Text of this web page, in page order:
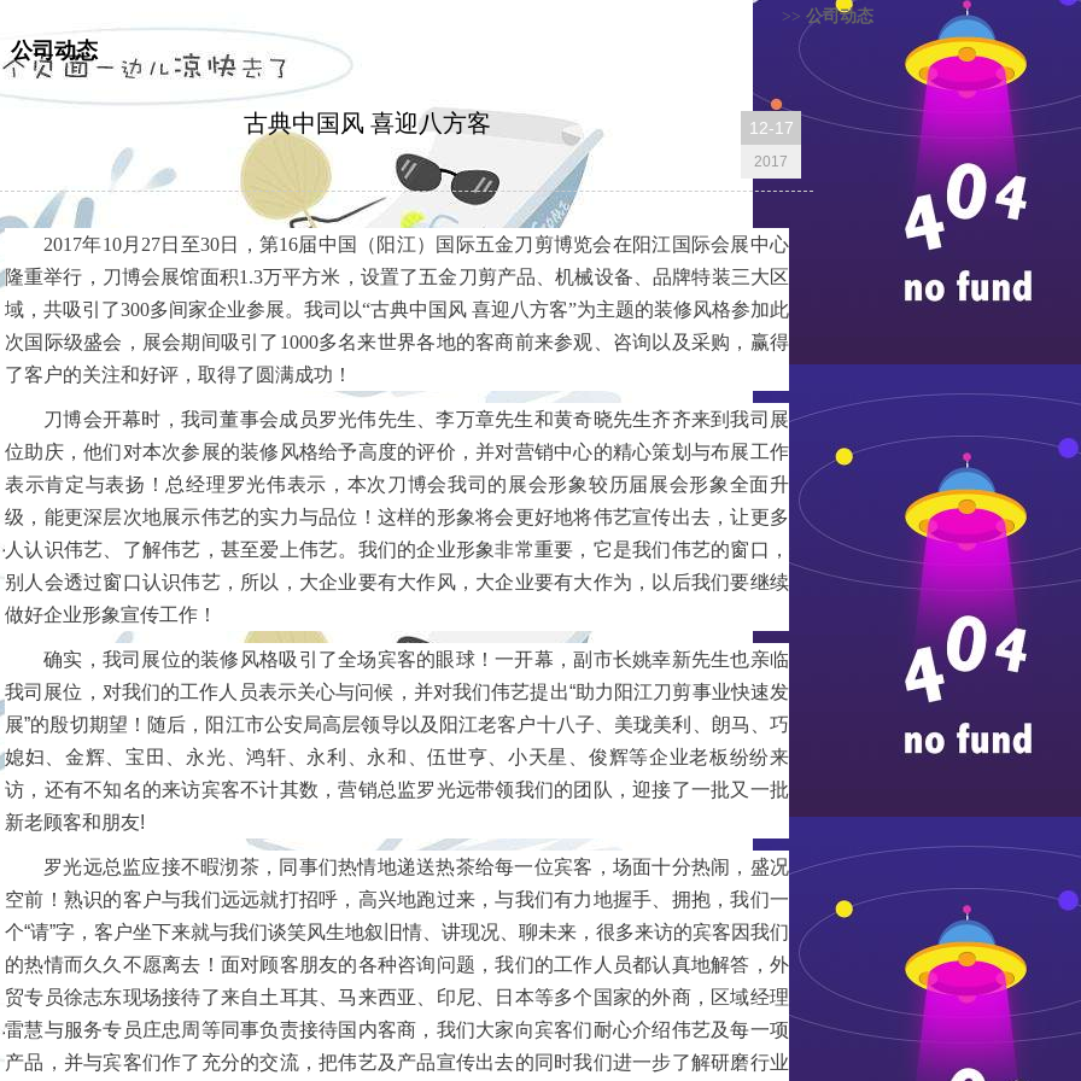
>> 公司动态
公司动态
古典中国风 喜迎八方客 12-17
2017
2017年10月27日至30日，第16届中国（阳江）国际五金刀剪博览会在阳江国际会展中心
隆重举行，刀博会展馆面积1.3万平方米，设置了五金刀剪产品、机械设备、品牌特装三大区
域，共吸引了300多间家企业参展。我司以“古典中国风 喜迎八方客”为主题的装修风格参加此
次国际级盛会，展会期间吸引了1000多名来世界各地的客商前来参观、咨询以及采购，赢得
了客户的关注和好评，取得了圆满成功！
刀博会开幕时，我司董事会成员罗光伟先生、李万章先生和黄奇晓先生齐齐来到我司展
位助庆，他们对本次参展的装修风格给予高度的评价，并对营销中心的精心策划与布展工作
表示肯定与表扬！总经理罗光伟表示，本次刀博会我司的展会形象较历届展会形象全面升
级，能更深层次地展示伟艺的实力与品位！这样的形象将会更好地将伟艺宣传出去，让更多
人认识伟艺、了解伟艺，甚至爱上伟艺。我们的企业形象非常重要，它是我们伟艺的窗口，
别人会透过窗口认识伟艺，所以，大企业要有大作风，大企业要有大作为，以后我们要继续
做好企业形象宣传工作！
确实，我司展位的装修风格吸引了全场宾客的眼球！一开幕，副市长姚幸新先生也亲临
我司展位，对我们的工作人员表示关心与问候，并对我们伟艺提出“助力阳江刀剪事业快速发
展”的殷切期望！随后，阳江市公安局高层领导以及阳江老客户十八子、美珑美利、朗马、巧
媳妇、金辉、宝田、永光、鸿轩、永利、永和、伍世亨、小天星、俊辉等企业老板纷纷来
访，还有不知名的来访宾客不计其数，营销总监罗光远带领我们的团队，迎接了一批又一批
新老顾客和朋友!
罗光远总监应接不暇沏茶，同事们热情地递送热茶给每一位宾客，场面十分热闹，盛况
空前！熟识的客户与我们远远就打招呼，高兴地跑过来，与我们有力地握手、拥抱，我们一
个“请”字，客户坐下来就与我们谈笑风生地叙旧情、讲现况、聊未来，很多来访的宾客因我们
的热情而久久不愿离去！面对顾客朋友的各种咨询问题，我们的工作人员都认真地解答，外
贸专员徐志东现场接待了来自土耳其、马来西亚、印尼、日本等多个国家的外商，区域经理
雷慧与服务专员庄忠周等同事负责接待国内客商，我们大家向宾客们耐心介绍伟艺及每一项
产品，并与宾客们作了充分的交流，把伟艺及产品宣传出去的同时我们进一步了解研磨行业